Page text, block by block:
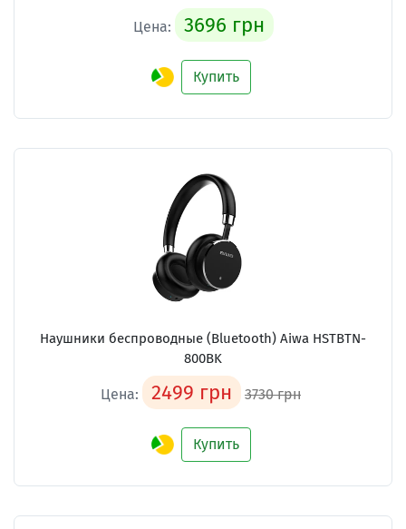
Цена: 3696 грн
Купить
Наушники беспроводные (Bluetooth) Aiwa HSTBTN-
800BK
Цена: 2499 грн 3730 грн
Купить